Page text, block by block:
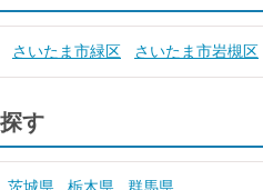
さいたま市緑区 さいたま市岩槻区
す
茨城県 栃木県 群馬県